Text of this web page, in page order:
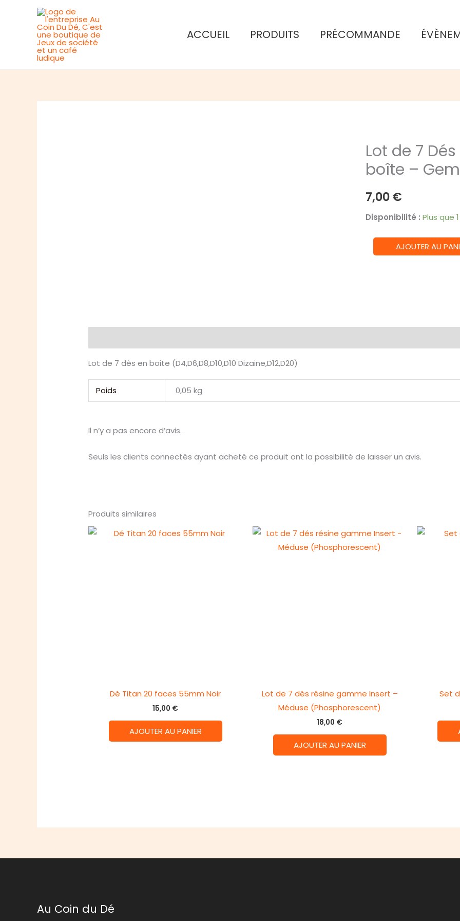
ACCUEIL PRODUITS PRÉCOMMANDE
Lot de 7
boîte –
7,00€
Disponibilité : Plus que
quantité
de
multiformat
Gemmes
AJOUTER AU
Lot de 7 dès en boite (D4,D6,D8,D10,D10 Dizaine,D12,D20)
Poids 0,05 kg
Il n’y a pas encore d’avis.
Seuls les clients connectés ayant acheté ce produit ont la possibilité de laisser un avis.
Produits similaires
Dé Titan 20 faces 55mm Noir
15,00 €
AJOUTER AU PANIER
Lot de 7 dés résine gamme Insert –
Méduse (Phosphorescent)
18,00 €
AJOUTER AU PANIER
Set
Au Coin du Dé